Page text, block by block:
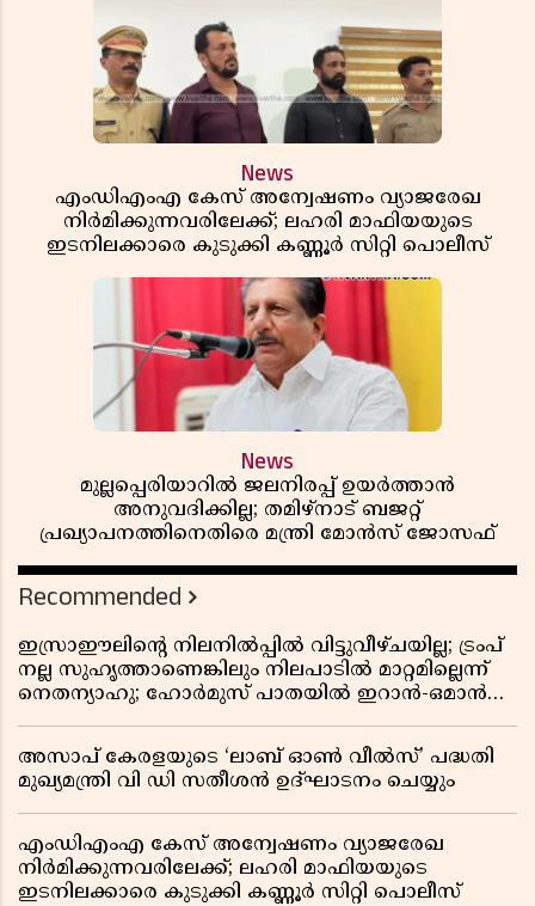
News
എംഡിഎംഎ കേസ് അന്വേഷണം വ്യാജരേഖ
നിർമിക്കുന്നവരിലേക്ക്; ലഹരി മാഫിയയുടെ
ഇടനിലക്കാരെ കുടുക്കി കണ്ണൂർ സിറ്റി പൊലീസ്
News
മുല്ലപ്പെരിയാറിൽ ജലനിരപ്പ് ഉയർത്താൻ
അനുവദിക്കില്ല; തമിഴ്നാട് ബജറ്റ്
പ്രഖ്യാപനത്തിനെതിരെ മന്ത്രി മോൻസ് ജോസഫ്
Recommended
ഇസ്രാഈലിന്റെ നിലനിൽപ്പിൽ വിട്ടുവീഴ്ചയില്ല; ട്രംപ്
നല്ല സുഹൃത്താണെങ്കിലും നിലപാടിൽ മാറ്റമില്ലെന്ന്
നെതന്യാഹു; ഹോർമുസ് പാതയിൽ ഇറാൻ-ഒമാൻ
അസാപ് കേരളയുടെ ‘ലാബ് ഓൺ വീൽസ്’ പദ്ധതി
മുഖ്യമന്ത്രി വി ഡി സതീശൻ ഉദ്ഘാടനം ചെയ്യും
എംഡിഎംഎ കേസ് അന്വേഷണം വ്യാജരേഖ
നിർമിക്കുന്നവരിലേക്ക്; ലഹരി മാഫിയയുടെ
ഇടനിലക്കാരെ കുടുക്കി കണ്ണൂർ സിറ്റി പൊലീസ്